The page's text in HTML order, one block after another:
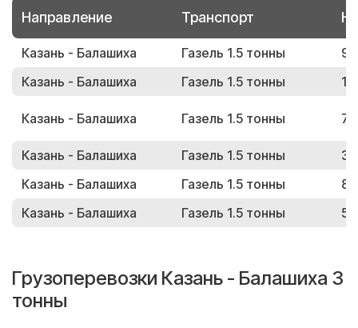
Направление Транспорт
Казань - Балашиха Газель 1.5 тонны
Казань - Балашиха
Газель 1.5 тонны
Казань - Балашиха Газель 1.5 тонны
Казань - Балашиха Газель 1.5 тонны
Казань - Балашиха
Газель 1.5 тонны
Казань - Балашиха
Газель 1.5 тонны
Грузоперевозки Казань - Балашиха 3
тонны